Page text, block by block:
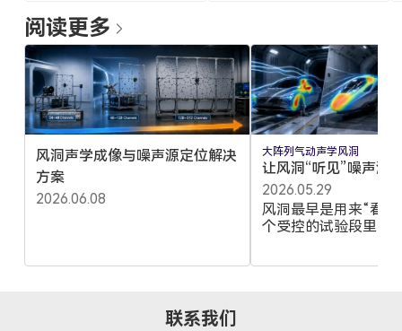
阅读更多
风洞声学成像与噪声源定位解决
方案
2026.06.08
大阵列气动声学风洞
让风洞“听见”噪声源
2026.05.29
风洞最早是用来“看
个受控的试验段里，
联系我们